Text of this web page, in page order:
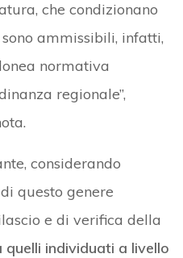
che condizionano
ammissibili, infatti,
normativa
regionale”,
considerando
questo genere
e di verifica della
individuati a livello